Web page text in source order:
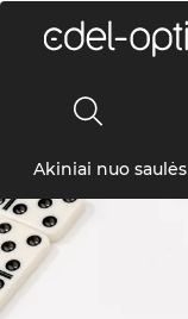
Akiniai nuo saulės